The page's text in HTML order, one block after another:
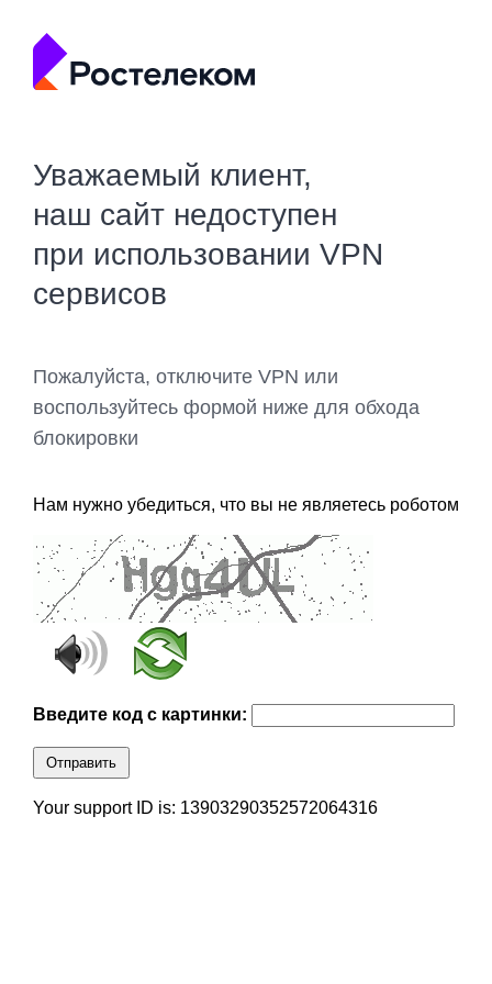
Уважаемый клиент,
наш сайт недоступен
при использовании VPN
сервисов
Пожалуйста, отключите VPN или
воспользуйтесь формой ниже для обхода
блокировки
Нам нужно убедиться, что вы не являетесь роботом
Введите код с картинки:
Отправить
Your support ID is: 13903290352572064316